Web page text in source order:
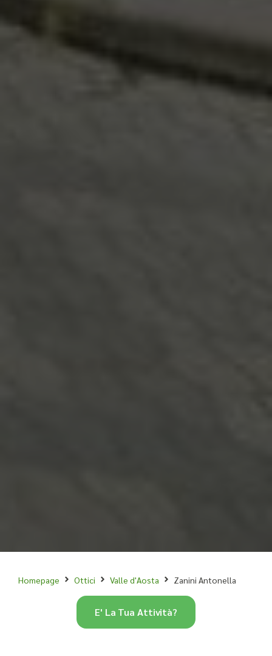
Homepage Ottici Valle d'Aosta Zanini Antonella
E' La Tua Attività?